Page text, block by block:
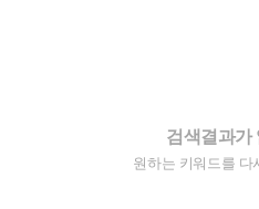
검색결과가
원하는 키워드를 다